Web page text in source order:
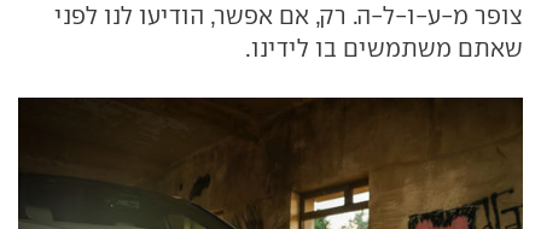
צופר מ-ע-ו-ל-ה. רק, אם אפשר, הודיעו לנו לפני
שאתם משתמשים בו לידינו.